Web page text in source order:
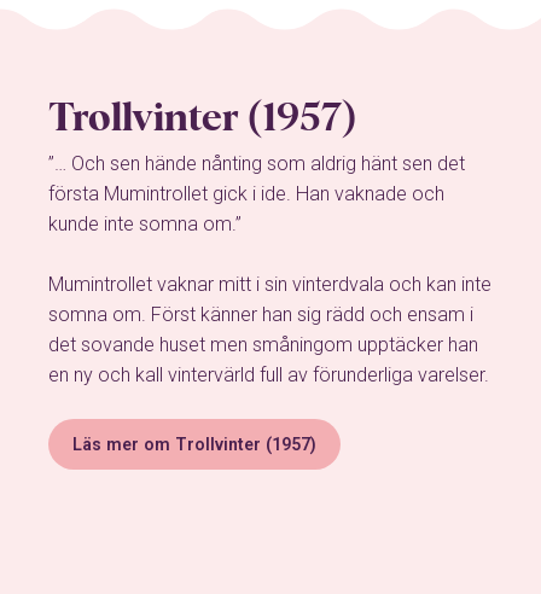
Trollvinter (1957)
”… Och sen hände nånting som aldrig hänt sen det
första Mumintrollet gick i ide. Han vaknade och
kunde inte somna om.”
Mumintrollet vaknar mitt i sin vinterdvala och kan inte
somna om. Först känner han sig rädd och ensam i
det sovande huset men småningom upptäcker han
en ny och kall vintervärld full av förunderliga varelser.
Läs mer om Trollvinter (1957)